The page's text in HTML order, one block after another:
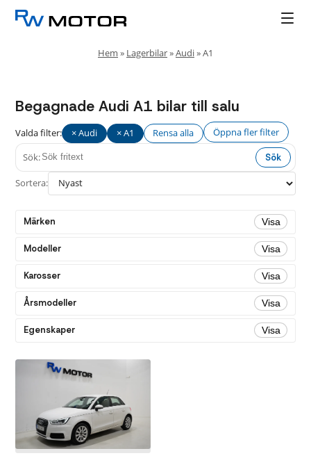
Hem » Lagerbilar»Audi»A1
Begagnade Audi A1 bilar till salu
Valda filter: × Audi × A1 Rensa alla Öppna fler filter
filter
Stäng
Växellåda
Sök: Sök
Sortera:
Märken Visa
Modeller Visa
Karosser Visa
Årsmodeller Visa
Egenskaper Visa